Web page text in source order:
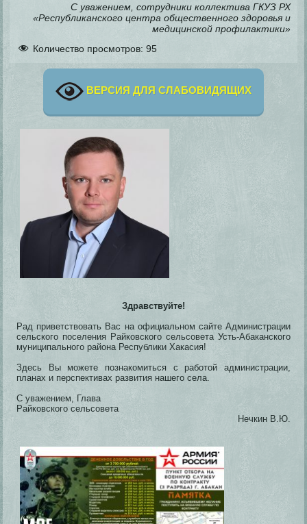
С уважением, сотрудники коллектива ГКУЗ РХ
«Республиканского центра общественного здоровья и
медицинской профилактики»
Количество просмотров: 95
ВЕРСИЯ ДЛЯ СЛАБОВИДЯЩИХ
Здравствуйте!
Рад приветствовать Вас на официальном сайте Администрации
сельского поселения Райковского сельсовета Усть-Абаканского
муниципального района Республики Хакасия!
Здесь Вы можете познакомиться с работой администрации,
планах и перспективах развития нашего села.
С уважением, Глава
Райковского сельсовета
Нечкин В.Ю.